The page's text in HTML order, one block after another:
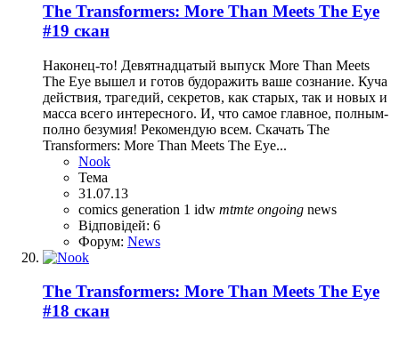
The Transformers: More Than Meets The Eye
#19 скан
Наконец-то! Девятнадцатый выпуск More Than Meets
The Eye вышел и готов будоражить ваше сознание. Куча
действия, трагедий, секретов, как старых, так и новых и
масса всего интересного. И, что самое главное, полным-
полно безумия! Рекомендую всем. Скачать The
Transformers: More Than Meets The Eye...
Nook
Тема
31.07.13
comics generation 1 idw mtmte ongoing news
Відповідей: 6
Форум: News
The Transformers: More Than Meets The Eye
#18 скан